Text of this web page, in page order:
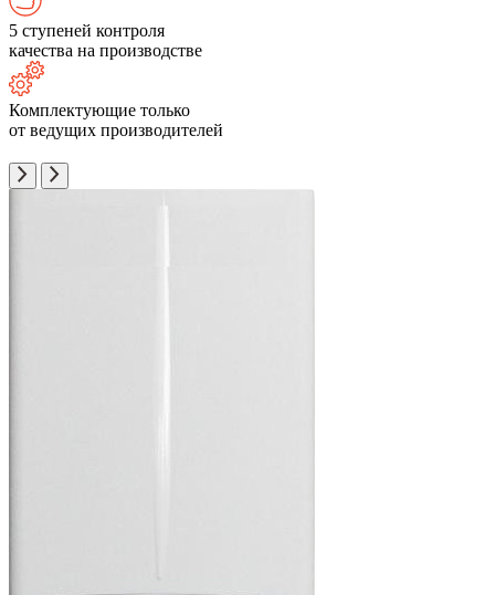
5 ступеней контроля
качества на производстве
Комплектующие только
от ведущих производителей